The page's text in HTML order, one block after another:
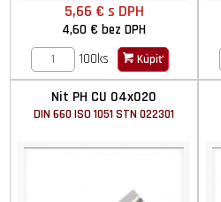
5,66 € s DPH
4,60 €bez DPH
100ks
Kúpiť
Nit PH CU 04x020
DIN 660 ISO 1051 STN 022301